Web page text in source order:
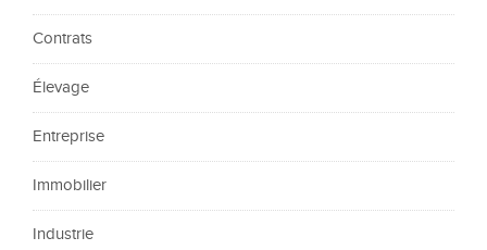
Contrats
Élevage
Entreprise
Immobilier
Industrie